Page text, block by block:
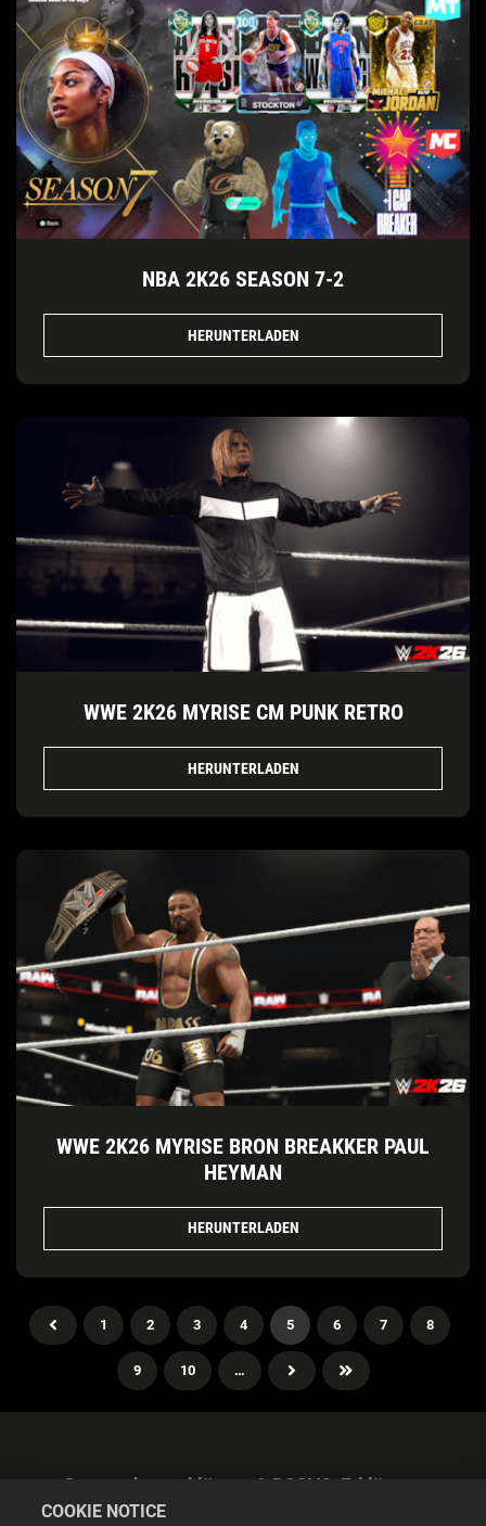
NBA 2K26 SEASON 7-2
HERUNTERLADEN
WWE 2K26 MYRISE CM PUNK RETRO
HERUNTERLADEN
WWE 2K26 MYRISE BRON BREAKKER PAUL
HEYMAN
HERUNTERLADEN
1 2 3 4 5 6 7 8
9 10 …
Datenschutzerklärung & DSGVO-Erklärung
COOKIE NOTICE